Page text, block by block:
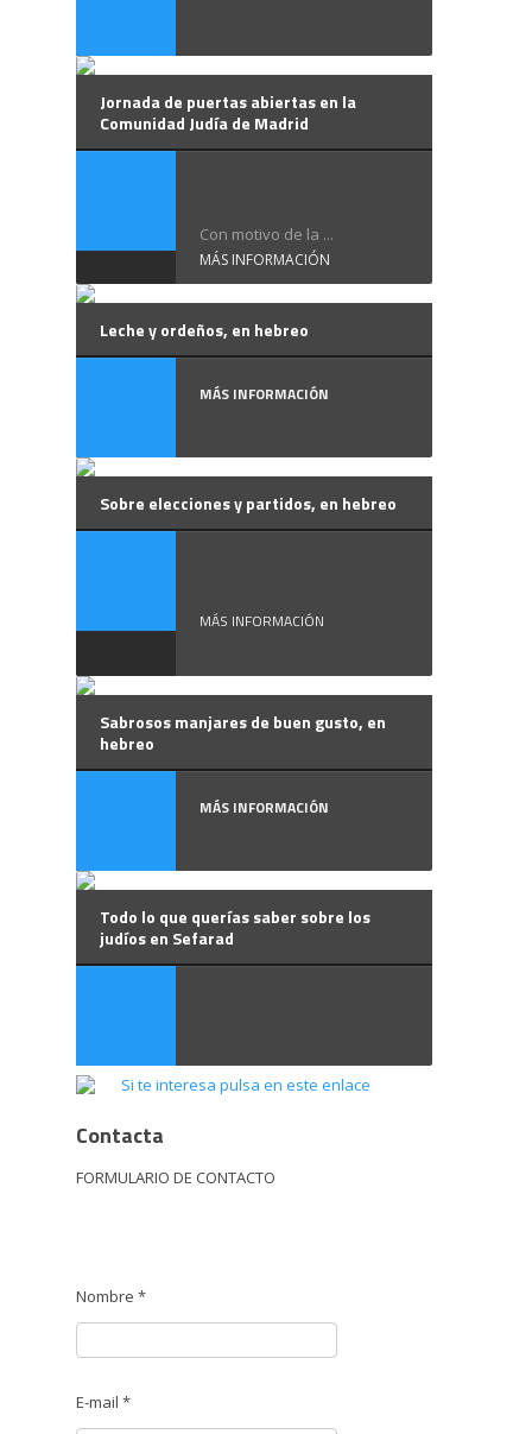
Jornada de puertas abiertas en la
Comunidad Judía de Madrid
Con motivo de la ...
MÁS INFORMACIÓN
Leche y ordeños, en hebreo
MÁS INFORMACIÓN
Sobre elecciones y partidos, en hebreo
MÁS INFORMACIÓN
Sabrosos manjares de buen gusto, en
hebreo
MÁS INFORMACIÓN
Todo lo que querías saber sobre los
judíos en Sefarad
Contacta
FORMULARIO DE CONTACTO
Nombre *
E-mail *